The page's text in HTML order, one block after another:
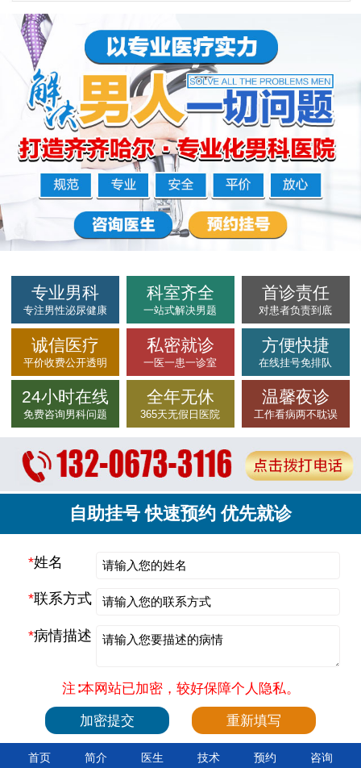
专业男科
专注男性泌尿健康
科室齐全
一站式解决男题
首诊责任
对患者负责到底
诚信医疗
平价收费公开透明
私密就诊
一医一患一诊室
方便快捷
在线挂号免排队
24小时在线
免费咨询男科问题
全年无休
365天无假日医院
温馨夜诊
工作看病两不耽误
自助挂号 快速预约 优先就诊
*姓名
*联系方式
*病情描述
注∶本网站已加密，较好保障个人隐私。
首页 简介 医生 技术 预约 咨询